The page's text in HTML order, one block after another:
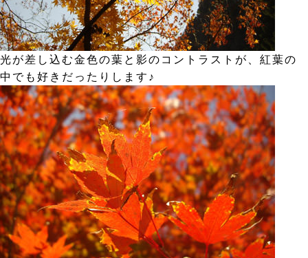
光が差し込む金色の葉と影のコントラストが、紅葉の
中でも好きだったりします♪